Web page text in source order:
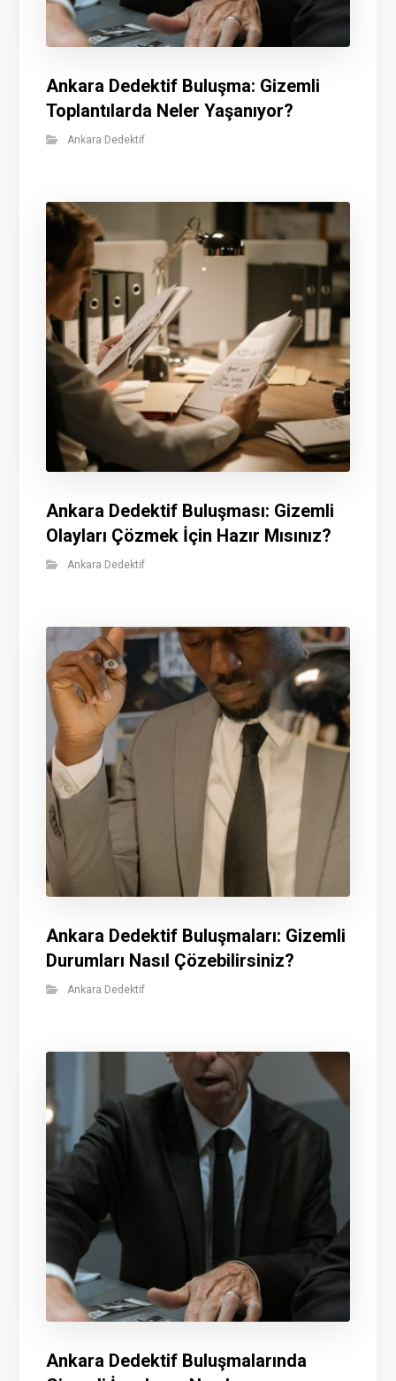
Ankara Dedektif Buluşma: Gizemli
Toplantılarda Neler Yaşanıyor?
Ankara Dedektif
Ankara Dedektif Buluşması: Gizemli
Olayları Çözmek İçin Hazır Mısınız?
Ankara Dedektif
Ankara Dedektif Buluşmaları: Gizemli
Durumları Nasıl Çözebilirsiniz?
Ankara Dedektif
Ankara Dedektif Buluşmalarında